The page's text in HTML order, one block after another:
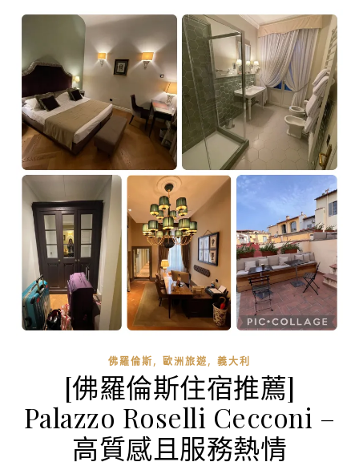
佛羅倫斯, 歐洲旅遊, 義大利
[佛羅倫斯住宿推薦]
Palazzo Roselli Cecconi –
高質感且服務熱情